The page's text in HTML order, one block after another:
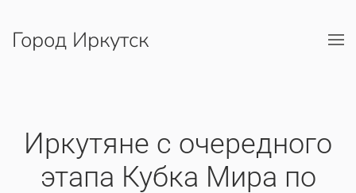
Перейти к содержимому
Город Иркутск
Иркутяне с очередного
этапа Кубка Мира по